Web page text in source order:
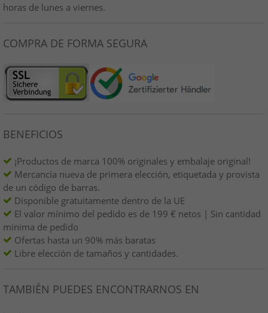
horas de lunes a viernes.
COMPRA DE FORMA SEGURA
BENEFICIOS
¡Productos de marca 100% originales y embalaje original!
Mercancía nueva de primera elección, etiquetada y provista
de un código de barras.
Disponible gratuitamente dentro de la UE
El valor mínimo del pedido es de 199 € netos | Sin cantidad
mínima de pedido
Ofertas hasta un 90% más baratas
Libre elección de tamaños y cantidades.
TAMBIÉN PUEDES ENCONTRARNOS EN